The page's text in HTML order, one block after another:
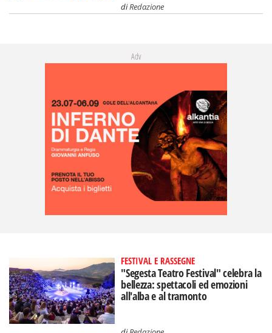
diRedazione
Adv
FESTIVAL E RASSEGNE
"Segesta Teatro Festival" celebra la
bellezza: spettacoli ed emozioni
all'alba e al tramonto